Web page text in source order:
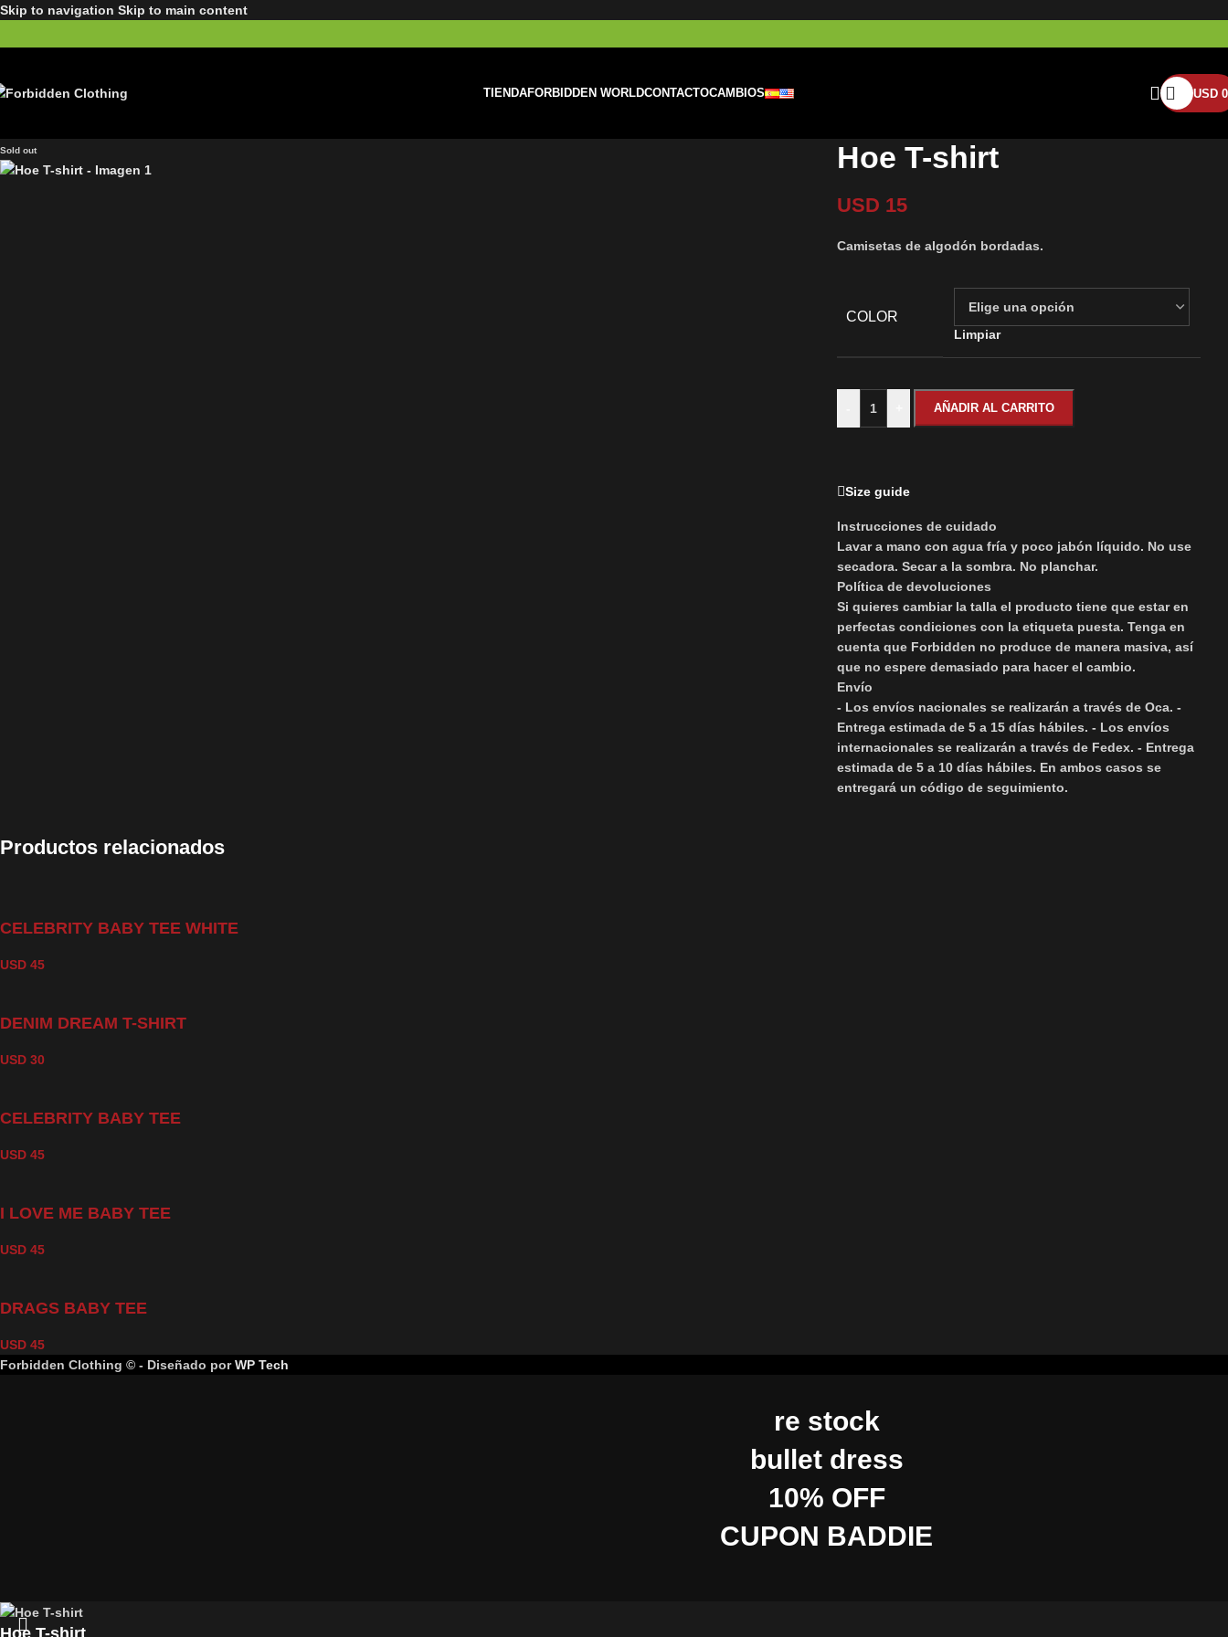
Skip to navigation Skip to main content
TIENDAFORBIDDEN WORLDCONTACTOCAMBIOS USD 0
Sold out Hoe T-shirt
USD 15
Camisetas de algodón bordadas.
COLOR
Limpiar
AÑADIR AL CARRITO
Size guide
Instrucciones de cuidado
Lavar a mano con agua fría y poco jabón líquido. No use
secadora. Secar a la sombra. No planchar.
Política de devoluciones
Si quieres cambiar la talla el producto tiene que estar en
perfectas condiciones con la etiqueta puesta. Tenga en
cuenta que Forbidden no produce de manera masiva, así
que no espere demasiado para hacer el cambio.
Envío
- Los envíos nacionales se realizarán a través de Oca. -
Entrega estimada de 5 a 15 días hábiles. - Los envíos
internacionales se realizarán a través de Fedex. - Entrega
estimada de 5 a 10 días hábiles. En ambos casos se
entregará un código de seguimiento.
Productos relacionados
CELEBRITY BABY TEE WHITE
USD 45
DENIM DREAM T-SHIRT
USD 30
CELEBRITY BABY TEE
USD 45
I LOVE ME BABY TEE
USD 45
DRAGS BABY TEE
USD 45
Forbidden Clothing © - Diseñado porWP Tech
re stock
bullet dress
10% OFF
CUPON BADDIE